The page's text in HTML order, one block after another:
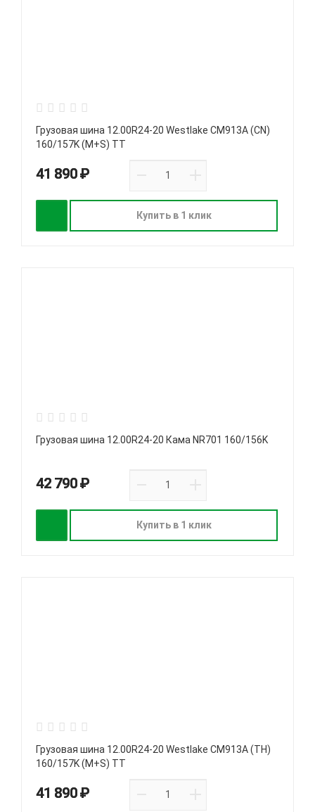
Грузовая шина 12.00R24-20 Westlake CM913A (CN)
160/157K (M+S) TT
41 890 ₽
Купить в 1 клик
Грузовая шина 12.00R24-20 Кама NR701 160/156K
42 790 ₽
Купить в 1 клик
Грузовая шина 12.00R24-20 Westlake CM913A (TH)
160/157K (M+S) TT
41 890 ₽